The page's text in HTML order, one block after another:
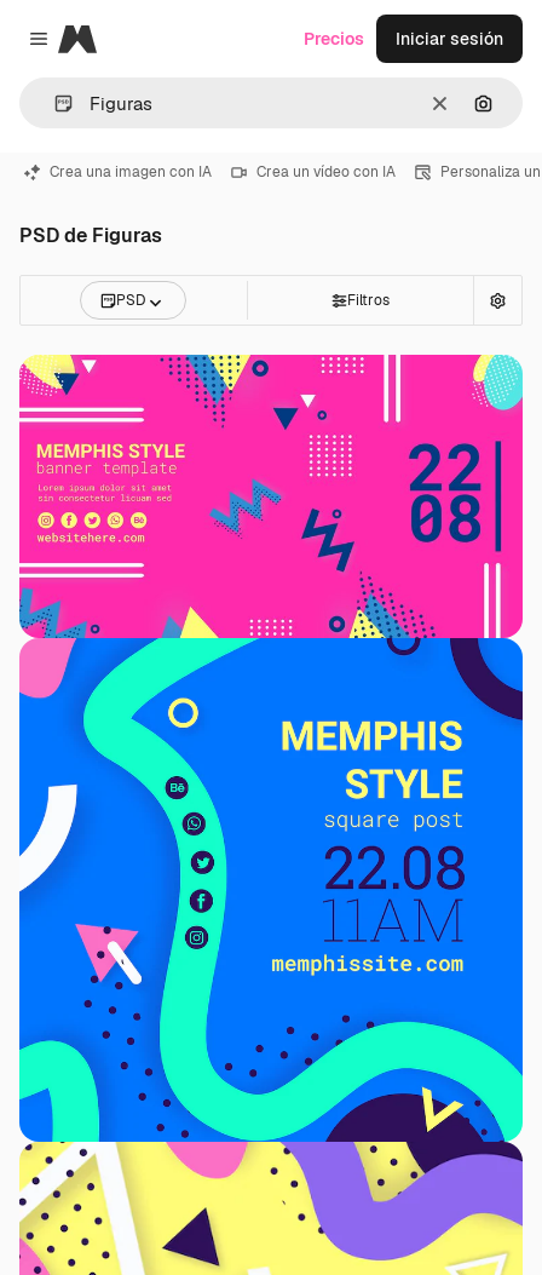
Close menu
Magnific
Borrar
Precios Iniciar sesión
Crea una imagen con IA Crea un vídeo con IA Personaliza
PSD de Figuras
PSD Filtros